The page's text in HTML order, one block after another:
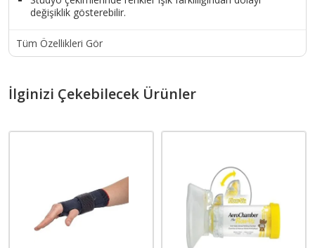
değişiklik gösterebilir.
Tüm Özellikleri Gör
İlginizi Çekebilecek Ürünler